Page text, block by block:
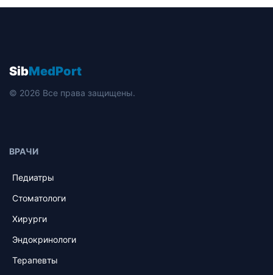
SibMedPort
© 2026 Все права защищены.
ВРАЧИ
Педиатры
Стоматологи
Хирурги
Эндокринологи
Терапевты